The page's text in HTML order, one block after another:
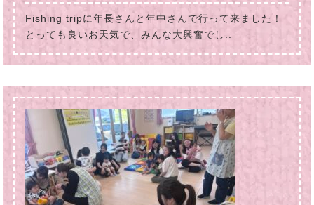
Fishing tripに年長さんと年中さんで行って来ました！
とっても良いお天気で、みんな大興奮でし..